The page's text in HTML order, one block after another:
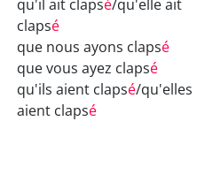
qu'il ait clapsé/qu'elle ait
clapsé
que nous ayons clapsé
que vous ayez clapsé
qu'ils aient clapsé/qu'elles
aient clapsé